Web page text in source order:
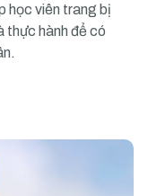
học viên trang bị
thực hành để có